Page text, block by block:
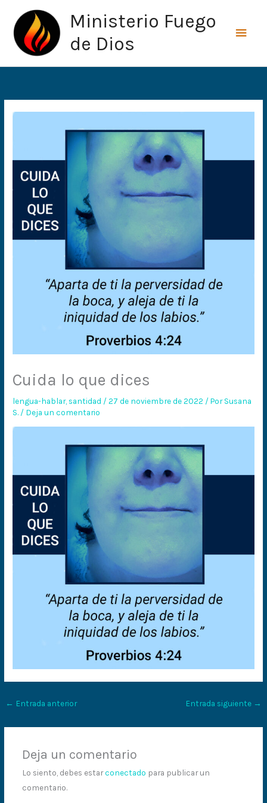
contenido
Ministerio Fuego
de Dios
Cuida lo que dices
lengua-hablar, santidad /27 de noviembre de 2022 / PorSusana
S. / Deja un comentario
← Entrada anterior Entrada siguiente →
Deja un comentario
Lo siento, debes estarconectado para publicar un
comentario.